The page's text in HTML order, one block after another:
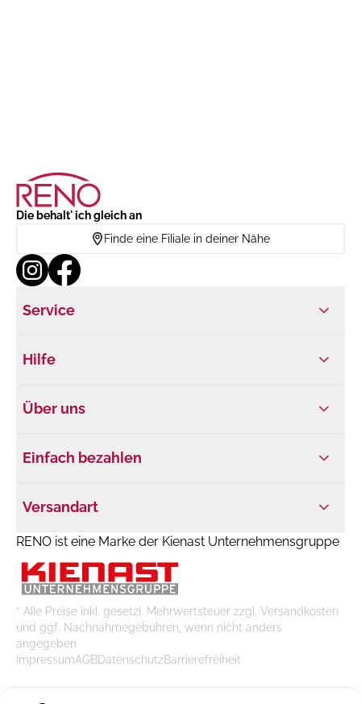
Die behalt' ich gleich an
Finde eine Filiale in deiner Nähe
Service
Hilfe
Über uns
Einfach bezahlen
Versandart
RENO ist eine Marke der Kienast Unternehmensgruppe
* Alle Preise inkl. gesetzl. Mehrwertsteuer zzgl. Versandkosten
und ggf. Nachnahmegebühren, wenn nicht anders
angegeben
ImpressumAGBDatenschutzBarrierefreiheit